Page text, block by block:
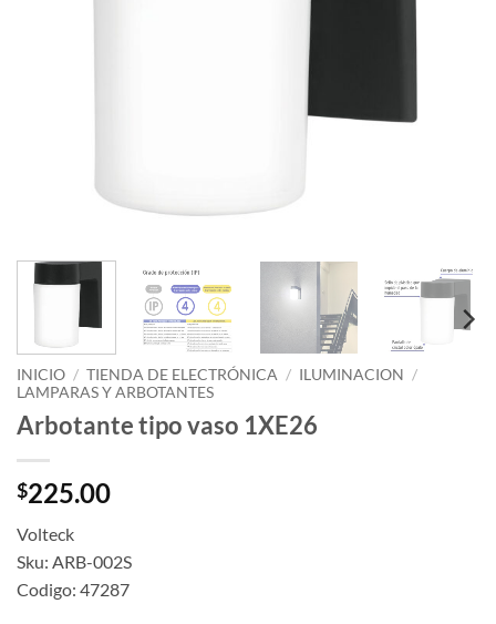
INICIO / TIENDA DE ELECTRÓNICA / ILUMINACION /
LAMPARAS Y ARBOTANTES
Arbotante tipo vaso 1XE26
$225.00
Volteck
Sku: ARB-002S
Codigo: 47287